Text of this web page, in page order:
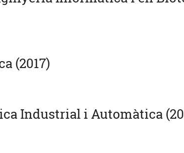
(2017)
Industrial i Automàtica